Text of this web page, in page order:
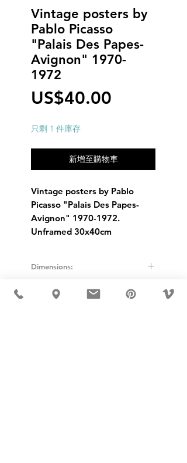
Vintage posters by
Pablo Picasso
"Palais Des Papes-
Avignon" 1970-
1972
US$40.00
只剩 1 件庫存
新增至購物車
Vintage posters by Pablo
Picasso "Palais Des Papes-
Avignon" 1970-1972.
Unframed 30x40cm
Dimensions:
Width: 30cm